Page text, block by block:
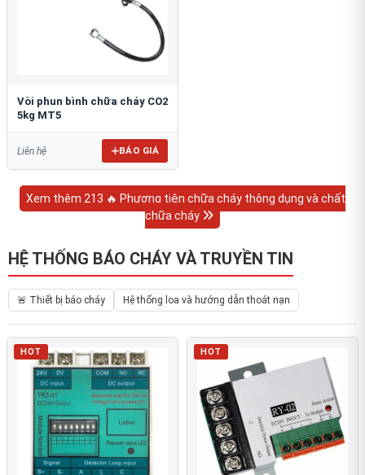
Vòi phun bình chữa cháy CO2
5kg MT5
Liên hệ BÁO GIÁ
Xem thêm 213 🔥 Phương tiện chữa cháy thông dụng và chất
chữa cháy
HỆ THỐNG BÁO CHÁY VÀ TRUYỀN TIN
🚨 Thiết bị báo cháy Hệ thống loa và hướng dẫn thoát nạn
HOT HOT